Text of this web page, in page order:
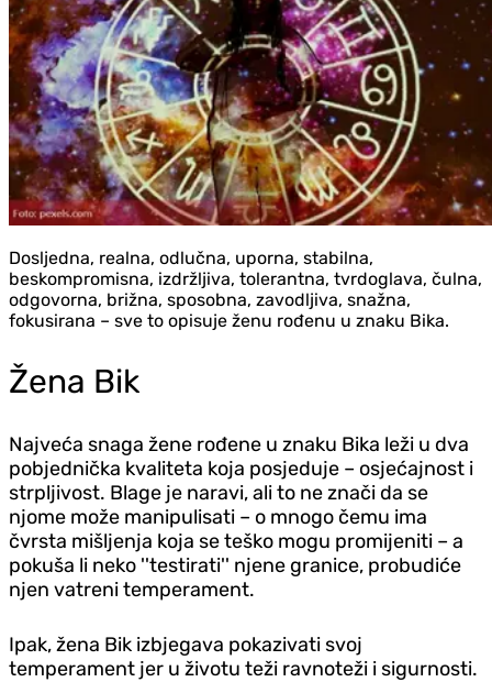
Dosljedna, realna, odlučna, uporna, stabilna,
beskompromisna, izdržljiva, tolerantna, tvrdoglava, čulna,
odgovorna, brižna, sposobna, zavodljiva, snažna,
fokusirana – sve to opisuje ženu rođenu u znaku Bika.
Žena Bik
Najveća snaga žene rođene u znaku Bika leži u dva
pobjednička kvaliteta koja posjeduje – osjećajnost i
strpljivost. Blage je naravi, ali to ne znači da se
njome može manipulisati – o mnogo čemu ima
čvrsta mišljenja koja se teško mogu promijeniti – a
pokuša li neko ''testirati'' njene granice, probudiće
njen vatreni temperament.
Ipak, žena Bik izbjegava pokazivati svoj
temperament jer u životu teži ravnoteži i sigurnosti.